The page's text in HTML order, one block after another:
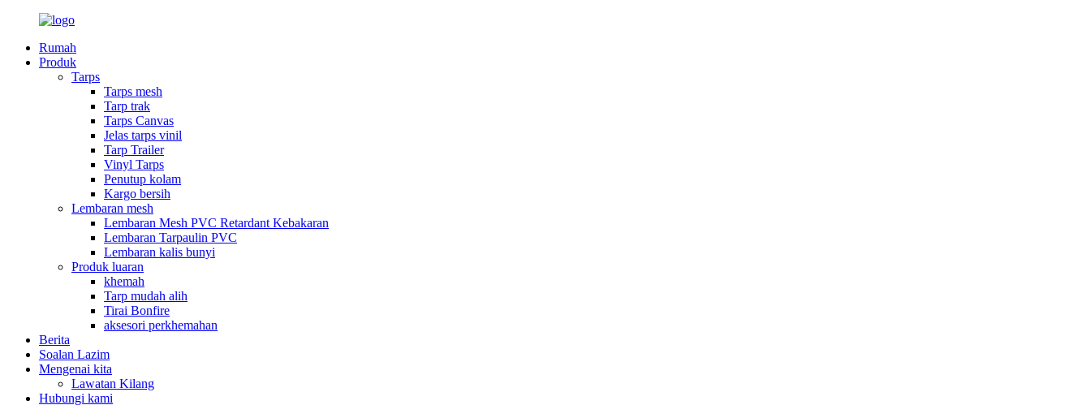
Rumah
Produk
Tarps
Tarps mesh
Tarp trak
Tarps Canvas
Jelas tarps vinil
Tarp Trailer
Vinyl Tarps
Penutup kolam
Kargo bersih
Lembaran mesh
Lembaran Mesh PVC Retardant Kebakaran
Lembaran Tarpaulin PVC
Lembaran kalis bunyi
Produk luaran
khemah
Tarp mudah alih
Tirai Bonfire
aksesori perkhemahan
Berita
Soalan Lazim
Mengenai kita
Lawatan Kilang
Hubungi kami